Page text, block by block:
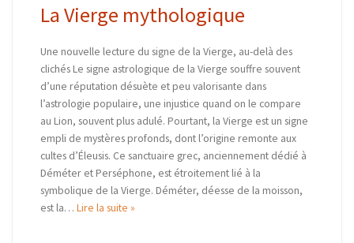
La Vierge mythologique
Une nouvelle lecture du signe de la Vierge, au-delà des
clichés Le signe astrologique de la Vierge souffre souvent
d’une réputation désuète et peu valorisante dans
l’astrologie populaire, une injustice quand on le compare
au Lion, souvent plus adulé. Pourtant, la Vierge est un signe
empli de mystères profonds, dont l’origine remonte aux
cultes d’Éleusis. Ce sanctuaire grec, anciennement dédié à
Déméter et Perséphone, est étroitement lié à la
symbolique de la Vierge. Déméter, déesse de la moisson,
est la… Lire la suite »